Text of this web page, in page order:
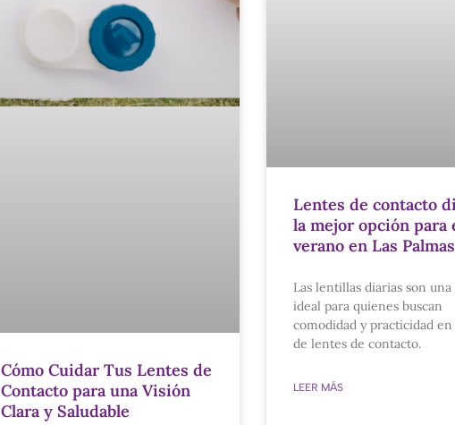
Cómo Cuidar Tus Lentes de
Contacto para una Visión
Clara y Saludable
Lentes de contacto
la mejor opción para
verano en Las Palmas
Las lentillas diarias son
ideal para quienes buscan
comodidad y practicidad en
de lentes de contacto.
LEER MÁS